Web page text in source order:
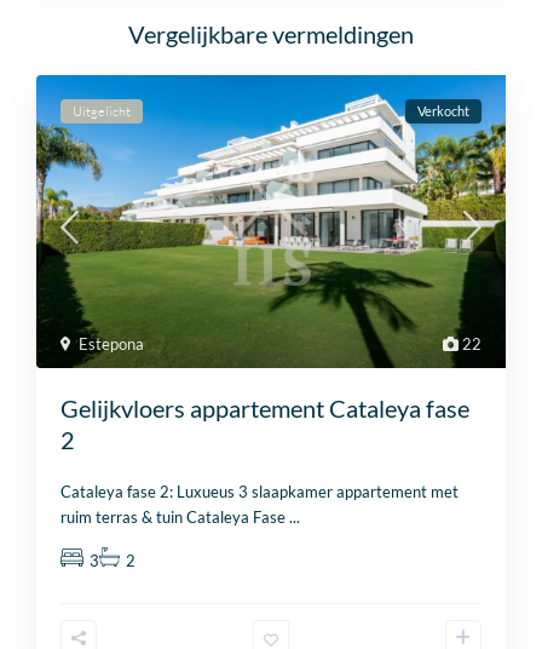
Vergelijkbare vermeldingen
22
Estepona
Uitgelicht Verkocht
Gelijkvloers appartement Cataleya fase
2
Cataleya fase 2: Luxueus 3 slaapkamer appartement met
ruim terras & tuin Cataleya Fase...
3 2